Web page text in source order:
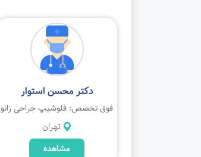
دکتر محسن استوار
فوق تخصص: فلوشیپ جراحی زانو
تهران
مشاهده